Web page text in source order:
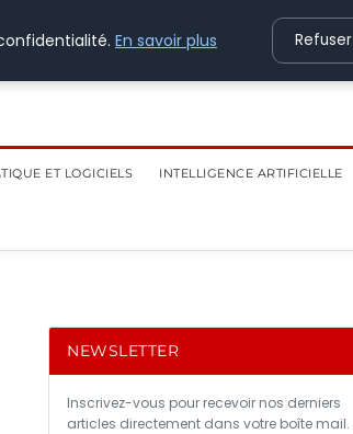
ET LOGICIELS INTELLIGENCE ARTIFICIELLE
NEWSLETTER
Inscrivez-vous pour recevoir nos derniers
articles directement dans votre boîte mail.
En savoir plus Refuser